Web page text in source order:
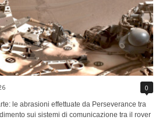
0
le abrasioni effettuate da Perseverance tra
sui sistemi di comunicazione tra il rover